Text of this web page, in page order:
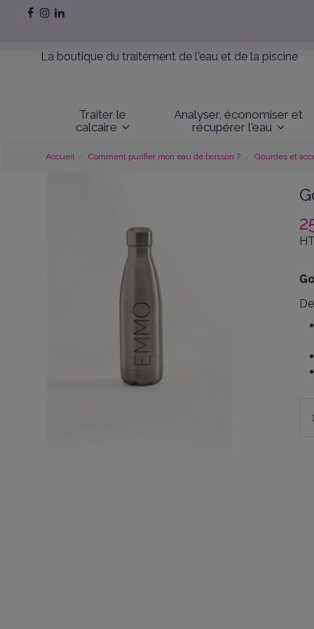
La boutique du traitement de l'eau et de la piscine
Traiter le
calcaire
Analyser, économiser et
récupérer l'eau
Accueil Comment purifier mon eau de boisson ? Gourdes et